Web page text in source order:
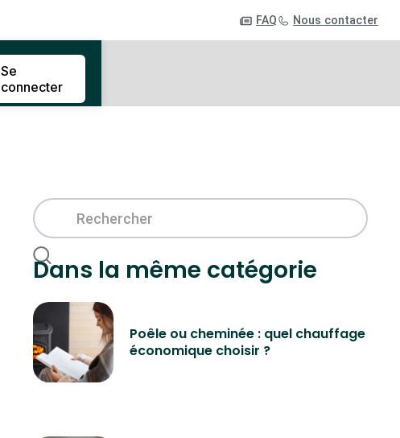
FAQ Nous contacter
Se
connecter
Dans la même catégorie
Poêle ou cheminée : quel chauffage
économique choisir ?